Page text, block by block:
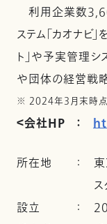
利用企業数
ステム「カオナビ
ト」や予実管理シ
や団体の経営戦
※ 2024年3月末時点
＜会社HP ：
所在地 ：
設立
：